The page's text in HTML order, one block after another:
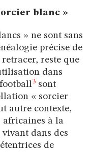
blanc »
» ne sont sans
précise de
reste que
dans
3 sont
« sorcier
autre contexte,
africaines à la
dans des
de